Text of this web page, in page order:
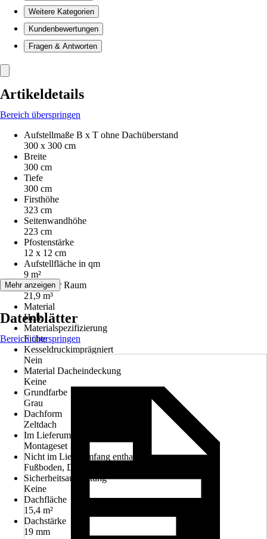
Weitere Kategorien
Kundenbewertungen
Fragen & Antworten
Artikeldetails
Bereich überspringen
Aufstellmaße B x T ohne Dachüberstand
300 x 300 cm
Breite
300 cm
Tiefe
300 cm
Firsthöhe
323 cm
Seitenwandhöhe
223 cm
Pfostenstärke
12 x 12 cm
Aufstellfläche in qm
9 m²
Umbauter Raum
21,9 m³
Material
Holz
Materialspezifizierung
Fichte
Kesseldruckimprägniert
Nein
Material Dacheindeckung
Keine
Grundfarbe
Grau
Dachform
Zeltdach
Im Lieferumfang enthalten
Montageset
Nicht im Lieferumfang enthalten
Fußboden, Dacheindeckung
Sicherheitsausstattung
Keine
Dachfläche
15,4 m²
Dachstärke
19 mm
Mehr anzeigen
Datenblätter
Bereich überspringen